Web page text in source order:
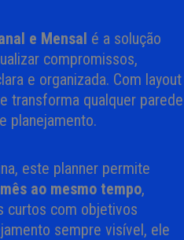
e Mensal é a solução
compromissos,
e organizada. Com layout
transforma qualquer parede
planejamento.
este planner permite
ao mesmo tempo,
curtos com objetivos
sempre visível, ele